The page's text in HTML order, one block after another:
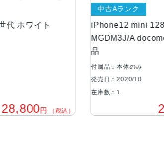
代 ホワイト
28,800円 （税込）
iPhone12 mini
MGDM3J/A
品
中古Aランク
付属品：本体のみ
発売日：2020/10
在庫数：1